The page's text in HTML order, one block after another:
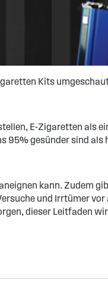
Kits
E-Zigaretten als
95% gesünder sind
kann. Zudem
und Irrtümer
dieser Leitfaden